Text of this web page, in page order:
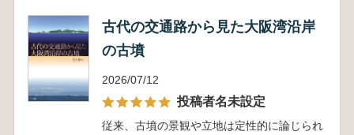
古代の交通路から見た大阪湾沿岸
の古墳
2026/07/12
投稿者名未設定
従来、古墳の景観や立地は定性的に論じられ